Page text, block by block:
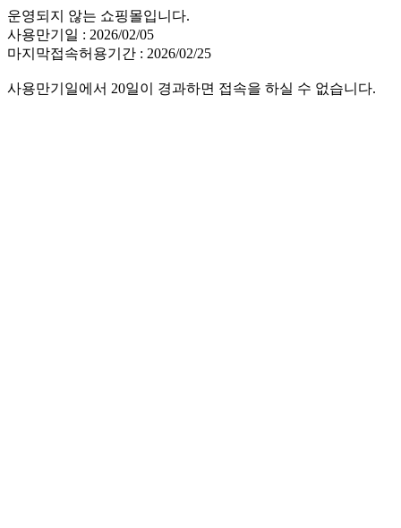
운영되지 않는 쇼핑몰입니다.
사용만기일 : 2026/02/05
마지막접속허용기간 : 2026/02/25
사용만기일에서 20일이 경과하면 접속을 하실 수 없습니다.